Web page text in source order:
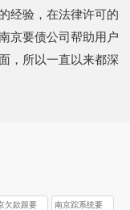
经验，在法律许可的
京要债公司帮助用户
，所以一直以来都深
欠款跟要
南京踪系统要